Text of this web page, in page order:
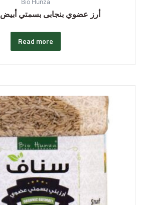
Bio Hunza
أرز عضوي بنجابى بسمتي أبيض 6*2كجم
Read more